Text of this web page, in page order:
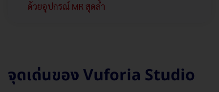
ด้วยอุปกรณ์ MR สุดล้ำ
จุดเด่นของ Vuforia Studio